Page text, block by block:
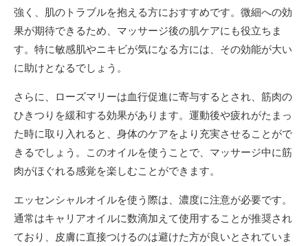
強く、肌のトラブルを抱える方におすすめです。微細への効
果が期待できるため、マッサージ後の肌ケアにも役立ちま
す。特に敏感肌やニキビが気になる方には、その効能が大い
に助けとなるでしょう。
さらに、ローズマリーは血行促進に寄与するとされ、筋肉の
ひきつりを緩和する効果があります。運動後や疲れがたまっ
た時に取り入れると、身体のケアをより充実させることがで
きるでしょう。このオイルを使うことで、マッサージ中に筋
肉がほぐれる感覚を楽しむことができます。
エッセンシャルオイルを使う際は、濃度に注意が必要です。
通常はキャリアオイルに数滴加えて使用することが推奨され
ており、皮膚に直接つけるのは避けた方が良いとされていま